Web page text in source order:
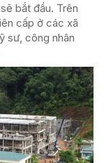
bắt đầu. Trên
cấp ở các xã
sư, công nhân